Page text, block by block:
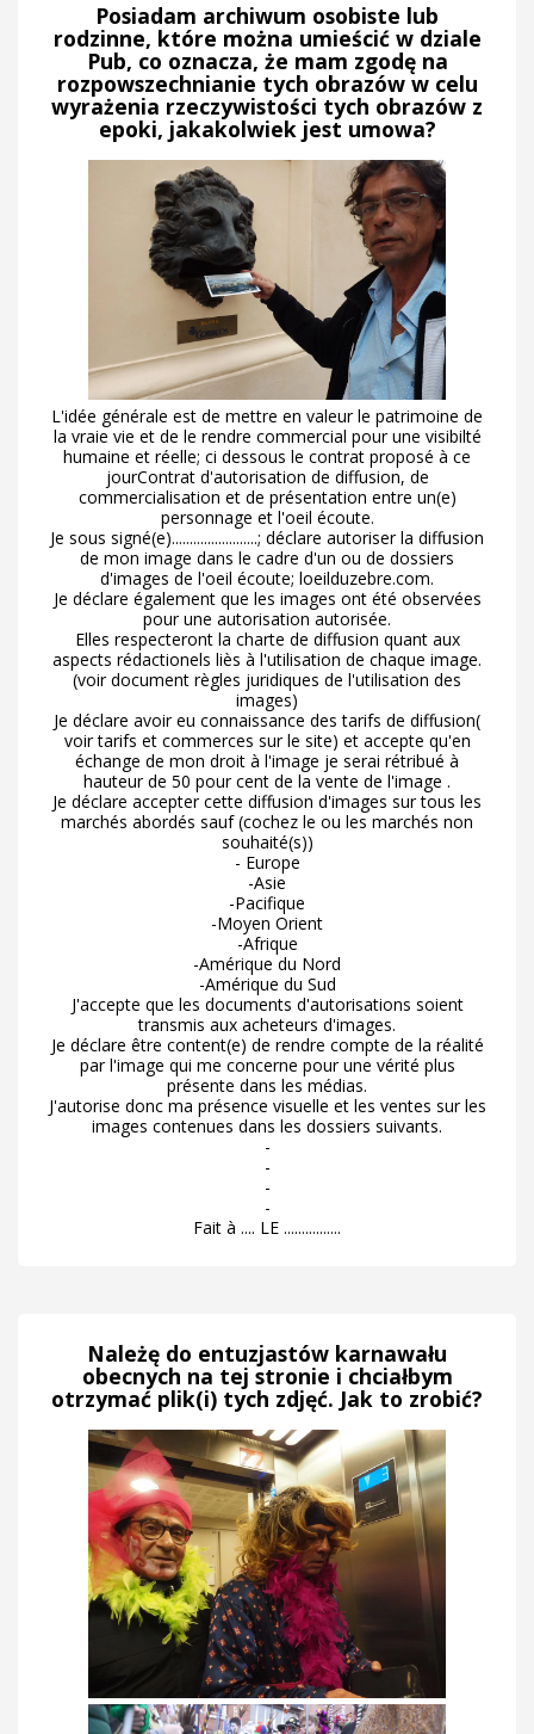
Posiadam archiwum osobiste lub
rodzinne, które można umieścić w dziale
Pub, co oznacza, że ​​mam zgodę na
rozpowszechnianie tych obrazów w celu
wyrażenia rzeczywistości tych obrazów z
epoki, jakakolwiek jest umowa?
L'idée générale est de mettre en valeur le patrimoine de
la vraie vie et de le rendre commercial pour une visibilté
humaine et réelle; ci dessous le contrat proposé à ce
jourContrat d'autorisation de diffusion, de
commercialisation et de présentation entre un(e)
personnage et l'oeil écoute.
Je sous signé(e)........................; déclare autoriser la diffusion
de mon image dans le cadre d'un ou de dossiers
d'images de l'oeil écoute; loeilduzebre.com.
Je déclare également que les images ont été observées
pour une autorisation autorisée.
Elles respecteront la charte de diffusion quant aux
aspects rédactionels liès à l'utilisation de chaque image.
(voir document règles juridiques de l'utilisation des
images)
Je déclare avoir eu connaissance des tarifs de diffusion(
voir tarifs et commerces sur le site) et accepte qu'en
échange de mon droit à l'image je serai rétribué à
hauteur de 50 pour cent de la vente de l'image .
Je déclare accepter cette diffusion d'images sur tous les
marchés abordés sauf (cochez le ou les marchés non
souhaité(s))
- Europe
-Asie
-Pacifique
-Moyen Orient
-Afrique
-Amérique du Nord
-Amérique du Sud
J'accepte que les documents d'autorisations soient
transmis aux acheteurs d'images.
Je déclare être content(e) de rendre compte de la réalité
par l'image qui me concerne pour une vérité plus
présente dans les médias.
J'autorise donc ma présence visuelle et les ventes sur les
images contenues dans les dossiers suivants.
-
-
-
-
Fait à .... LE ................
Należę do entuzjastów karnawału
obecnych na tej stronie i chciałbym
otrzymać plik(i) tych zdjęć. Jak to zrobić?